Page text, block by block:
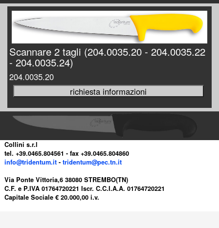
Scannare 2 tagli (204.0035.20 - 204.0035.22
- 204.0035.24)
204.0035.20
Collini s.r.l
tel. +39.0465.804561 - fax +39.0465.804860
info@tridentum.it- tridentum@pec.tn.it
Via Ponte Vittoria,6 38080 STREMBO(TN)
C.F. e P.IVA 01764720221 Iscr. C.C.I.A.A. 01764720221
Capitale Sociale € 20.000,00 i.v.